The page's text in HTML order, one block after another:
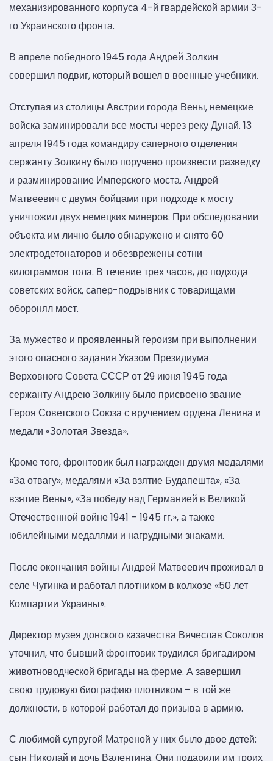
механизированного корпуса 4-й гвардейской армии 3-
го Украинского фронта.
В апреле победного 1945 года Андрей Золкин
совершил подвиг, который вошел в военные учебники.
Отступая из столицы Австрии города Вены, немецкие
войска заминировали все мосты через реку Дунай. 13
апреля 1945 года командиру саперного отделения
сержанту Золкину было поручено произвести разведку
и разминирование Имперского моста. Андрей
Матвеевич с двумя бойцами при подходе к мосту
уничтожил двух немецких минеров. При обследовании
объекта им лично было обнаружено и снято 60
электродетонаторов и обезврежены сотни
килограммов тола. В течение трех часов, до подхода
советских войск, сапер-подрывник с товарищами
оборонял мост.
За мужество и проявленный героизм при выполнении
этого опасного задания Указом Президиума
Верховного Совета СССР от 29 июня 1945 года
сержанту Андрею Золкину было присвоено звание
Героя Советского Союза с вручением ордена Ленина и
медали «Золотая Звезда».
Кроме того, фронтовик был награжден двумя медалями
«За отвагу», медалями «За взятие Будапешта», «За
взятие Вены», «За победу над Германией в Великой
Отечественной войне 1941 – 1945 гг.», а также
юбилейными медалями и нагрудными знаками.
После окончания войны Андрей Матвеевич проживал в
селе Чугинка и работал плотником в колхозе «50 лет
Компартии Украины».
Директор музея донского казачества Вячеслав Соколов
уточнил, что бывший фронтовик трудился бригадиром
животноводческой бригады на ферме. А завершил
свою трудовую биографию плотником – в той же
должности, в которой работал до призыва в армию.
С любимой супругой Матреной у них было двое детей:
сын Николай и дочь Валентина. Они подарили им троих